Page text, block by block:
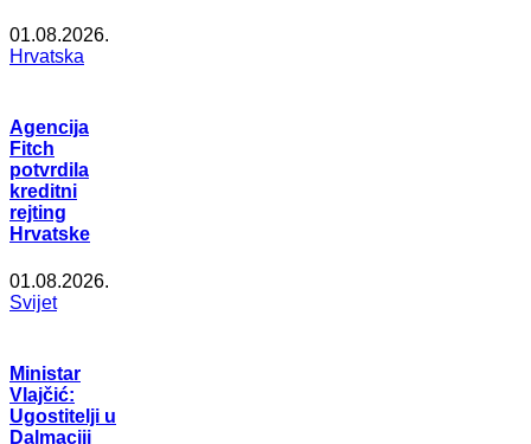
01.08.2026.
Hrvatska
Agencija
Fitch
potvrdila
kreditni
rejting
Hrvatske
01.08.2026.
Svijet
Ministar
Vlajčić:
Ugostitelji u
Dalmaciji